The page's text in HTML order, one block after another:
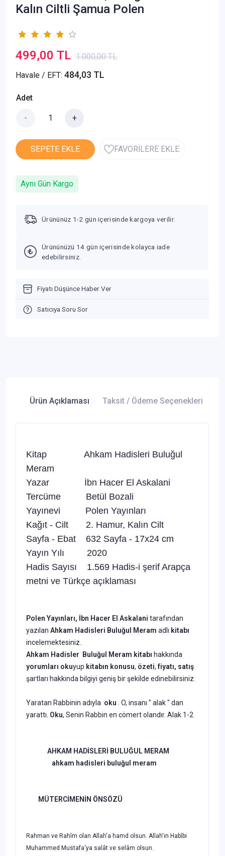
Kalın Ciltli Şamua Polen
499,00 TL 1.000,00 TL
Havale / EFT: 484,03 TL
Adet
- +
SEPETE EKLE FAVORİLERE EKLE
Aynı Gün Kargo
Ürününüz 1-2 gün içerisinde kargoya verilir.
Ürününüzü 14 gün içerisinde kolayca iade
edebilirsiniz.
Fiyatı Düşünce Haber Ver
Satıcıya Soru Sor
Ürün Açıklaması Taksit / Ödeme Seçenekleri
Kitap Ahkam Hadisleri Buluğul
Meram
Yazar İbn Hacer El Askalani
Tercüme Betül Bozali
Yayınevi Polen Yayınları
Kağıt - Cilt 2. Hamur, Kalın Cilt
Sayfa - Ebat 632 Sayfa - 17x24 cm
Yayın Yılı 2020
Hadis Sayısı 1.569 Hadis-i şerif Arapça
metni ve Türkçe açıklaması
Polen Yayınları, İbn Hacer El Askalani tarafından
yazılan Ahkam Hadisleri Buluğul Meram adlı kitabı
incelemektesiniz.
Ahkam Hadisler Buluğul Meram kitabı hakkında
yorumları okuyup kitabın konusu, özeti,fiyatı, satış
şartları hakkında bilgiyi geniş bir şekilde edinebilirsiniz.
Yaratan Rabbinin adıyla oku . O, insanı " alak " dan
yarattı. Oku, Senin Rabbin en cömert olandır. Alak 1-2
AHKAM HADİSLERİ BULUĞUL MERAM
ahkam hadisleri buluğul meram
MÜTERCİMENİN ÖNSÖZÜ
Rahman ve Rahîm olan Allah'a hamd olsun. Allah'ın Habîbi
Muhammed Mustafa'ya salât ve selâm olsun.